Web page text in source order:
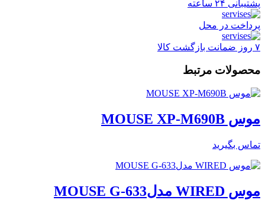
پشتیبانی ۲۴ ساعته
پرداخت در محل
۷ روز ضمانت بازگشت کالا
محصولات مرتبط
موس MOUSE XP-M690B
تماس بگیرید
موس WIRED مدلMOUSE G-633